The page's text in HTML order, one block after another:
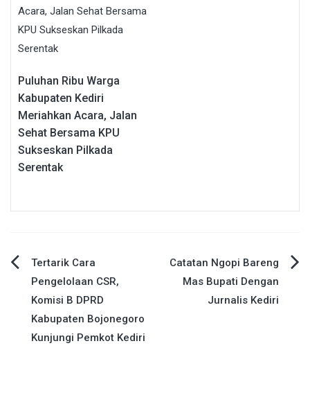
Puluhan Ribu Warga
Kabupaten Kediri
Meriahkan Acara, Jalan
Sehat Bersama KPU
Sukseskan Pilkada
Serentak
Navigasi
pos
Tertarik Cara
Pengelolaan CSR,
Komisi B DPRD
Kabupaten Bojonegoro
Kunjungi Pemkot Kediri
Catatan Ngopi Bareng
Mas Bupati Dengan
Jurnalis Kediri